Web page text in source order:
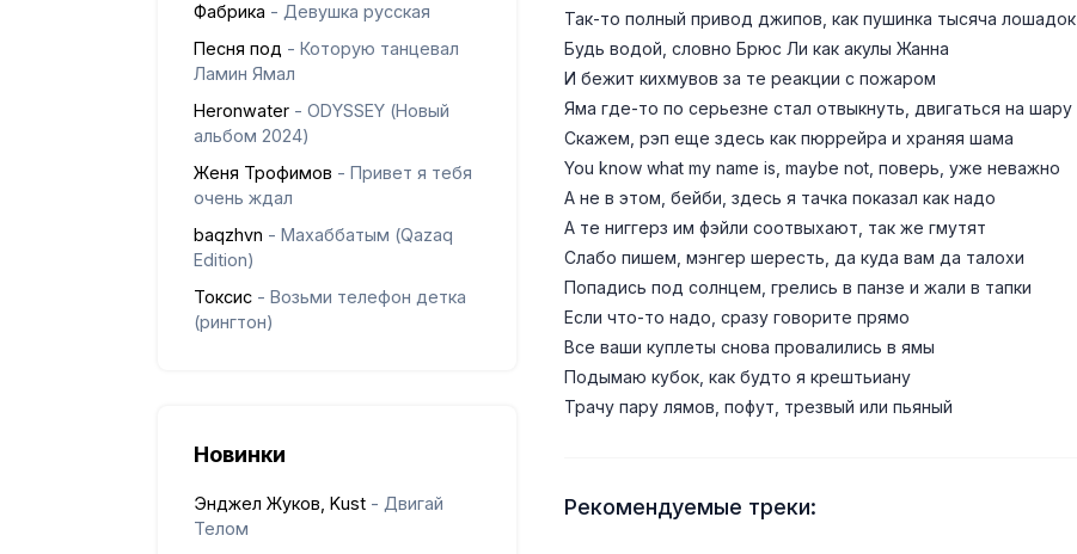
Фабрика - Девушка русская
Песня под - Которую танцевал
Ламин Ямал
Heronwater - ODYSSEY (Новый
альбом 2024)
Женя Трофимов - Привет я тебя
очень ждал
baqzhvn - Махаббатым (Qazaq
Edition)
Токсис - Возьми телефон детка
(рингтон)
Новинки
Энджел Жуков, Kust - Двигай
Телом
Так-то полный привод джипов, как пушинка тысяча лошадок
Будь водой, словно Брюс Ли как акулы Жанна
И бежит кихмувов за те реакции с пожаром
Яма где-то по серьезне стал отвыкнуть, двигаться на шару
Скажем, рэп еще здесь как пюррейра и храняя шама
You know what my name is, maybe not, поверь, уже неважно
А не в этом, бейби, здесь я тачка показал как надо
А те ниггерз им фэйли соотвыхают, так же гмутят
Слабо пишем, мэнгер шересть, да куда вам да талохи
Попадись под солнцем, грелись в панзе и жали в тапки
Если что-то надо, сразу говорите прямо
Все ваши куплеты снова провалились в ямы
Подымаю кубок, как будто я крештьиану
Трачу пару лямов, пофут, трезвый или пьяный
Рекомендуемые треки: